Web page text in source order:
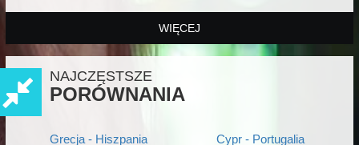
WIĘCEJ
NAJCZĘSTSZE
PORÓWNANIA
Grecja - Hiszpania
Cypr - Portugalia